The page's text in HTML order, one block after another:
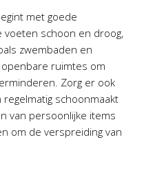
met goede
voeten schoon en droog,
zwembaden en
ruimtes om
Zorg er ook
schoonmaakt
van persoonlijke items
om de verspreiding van